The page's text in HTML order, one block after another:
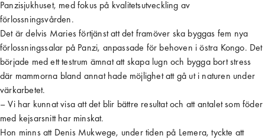
Panzisjukhuset, med fokus på kvalitetsutveckling av
förlossningsvården.
Det är delvis Maries förtjänst att det framöver ska byggas fem nya
förlossningssalar på Panzi, anpassade för behoven i östra Kongo. Det
började med ett testrum ämnat att skapa lugn och bygga bort stress
där mammorna bland annat hade möjlighet att gå ut i naturen under
värkarbetet.
– Vi har kunnat visa att det blir bättre resultat och att antalet som föder
med kejsarsnitt har minskat.
Hon minns att Denis Mukwege, under tiden på Lemera, tyckte att